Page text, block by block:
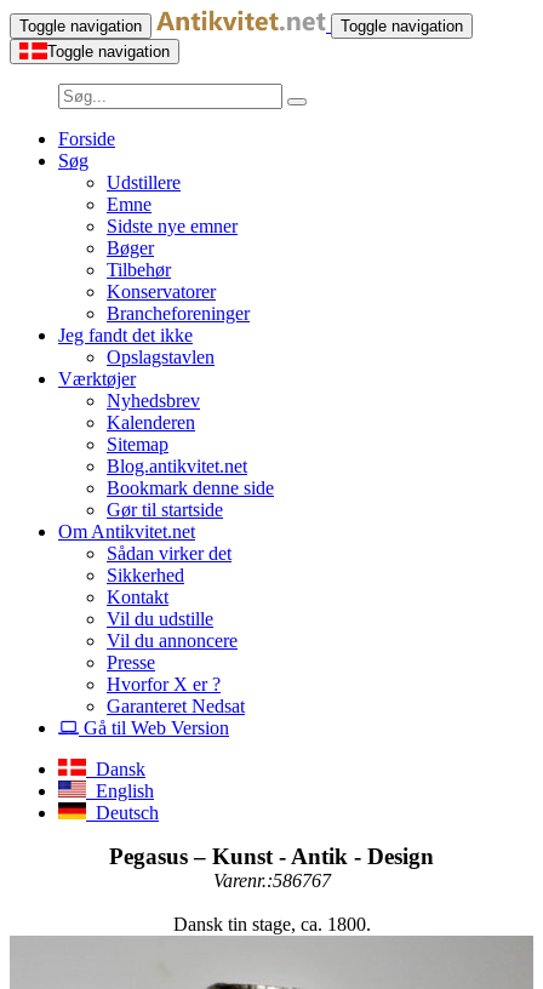
Toggle navigation
Toggle navigation
Toggle navigation
Forside
Søg
Udstillere
Emne
Sidste nye emner
Bøger
Tilbehør
Konservatorer
Brancheforeninger
Jeg fandt det ikke
Opslagstavlen
Værktøjer
Nyhedsbrev
Kalenderen
Sitemap
Blog.antikvitet.net
Bookmark denne side
Gør til startside
Om Antikvitet.net
Sådan virker det
Sikkerhed
Kontakt
Vil du udstille
Vil du annoncere
Presse
Hvorfor X er ?
Garanteret Nedsat
Gå til Web Version
Dansk
English
Deutsch
Pegasus – Kunst - Antik - Design
Varenr.:586767
Dansk tin stage, ca. 1800.